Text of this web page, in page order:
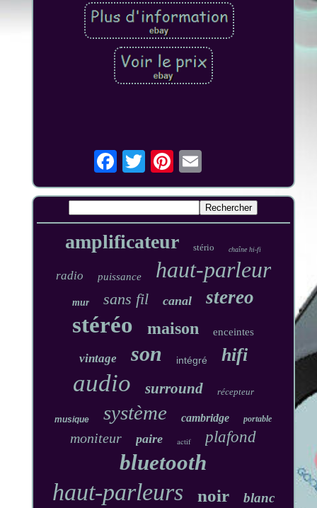
amplificateur stério chaîne hi-fi
radio puissance haut-parleur
mur sans fil canal stereo
stéréo maison enceintes
vintage son intégré hifi
audio surround récepteur
musique système cambridge portable
moniteur paire actif plafond
bluetooth
haut-parleurs noir blanc